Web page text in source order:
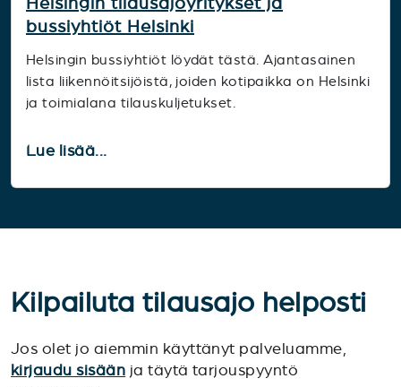
bussiyhtiöt Helsinki
Helsingin bussiyhtiöt löydät tästä. Ajantasainen
lista liikennöitsijöistä, joiden kotipaikka on Helsinki
ja toimialana tilauskuljetukset.
Lue lisää...
Kilpailuta tilausajo helposti
Jos olet jo aiemmin käyttänyt palveluamme,
kirjaudu sisään ja täytä tarjouspyyntö